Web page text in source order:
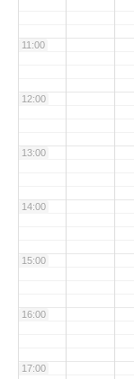
11:00
12:00
13:00
14:00
15:00
16:00
17:00